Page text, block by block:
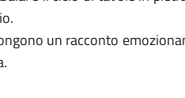
un racconto